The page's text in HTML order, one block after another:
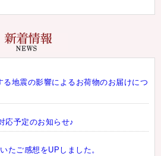
地震の影響によるお荷物のお届けにつ
応予定のお知らせ♪
たご感想をUPしました。